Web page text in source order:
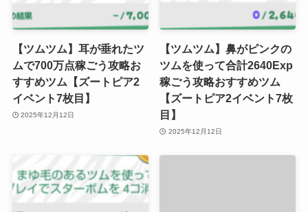
【ツムツム】耳が垂れたツ
ムで700万点稼ごう攻略お
すすめツム【ズートピア2
イベント7枚目】
2025年12月12日
【ツムツム】鼻がピンクの
ツムを使って合計2640Exp
稼ごう攻略おすすめツム
【ズートピア2イベント7枚
目】
2025年12月12日